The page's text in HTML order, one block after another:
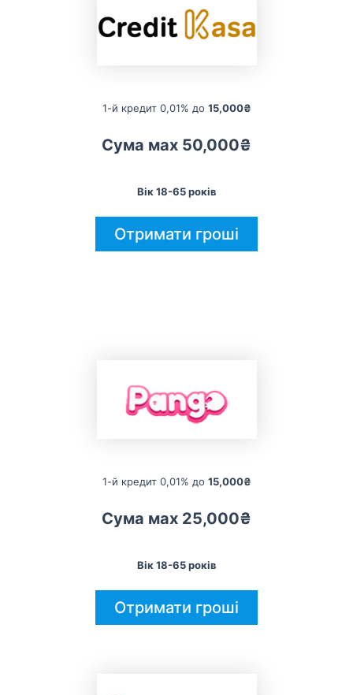
1-й кредит 0,01% до 15,000₴
Сума мах 50,000₴
Вік 18-65 років
Отримати гроші
1-й кредит 0,01% до 15,000₴
Сума мах 25,000₴
Вік 18-65 років
Отримати гроші